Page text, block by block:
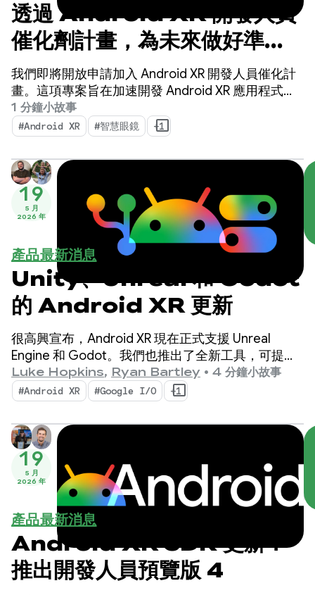
透過 Android XR 開發人員
催化劑計畫，為未來做好準
備。立即申請！
我們即將開放申請加入 Android XR 開發人員催化計
畫。這項專案旨在加速開發 Android XR 應用程式，
並在明年內推出。
1 分鐘小故事
#Android XR #智慧眼鏡 +1
19
5 月
2026 年
產品最新消息
Unity、Unreal 和 Godot
的 Android XR 更新
很高興宣布，Android XR 現在正式支援 Unreal
Engine 和 Godot。我們也推出了全新工具，可提升
工作效率並啟用新的 XR 功能：Android XR 引擎中樞
和 Android XR 互動架構。
Luke Hopkins, Ryan Bartley • 4 分鐘小故事
#Android XR #Google I/O +1
19
5 月
2026 年
產品最新消息
Android XR SDK 更新：
推出開發人員預覽版 4